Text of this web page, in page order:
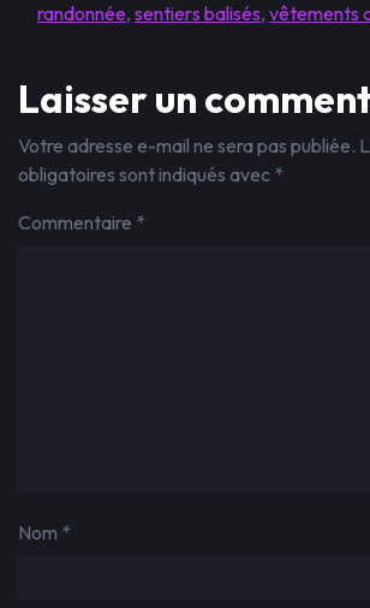
randonnée, sentiers balisés, vêtements
Laisser un
Votre adresse e-mail ne sera pas publiée.
obligatoires sont indiqués avec *
Commentaire *
Nom *